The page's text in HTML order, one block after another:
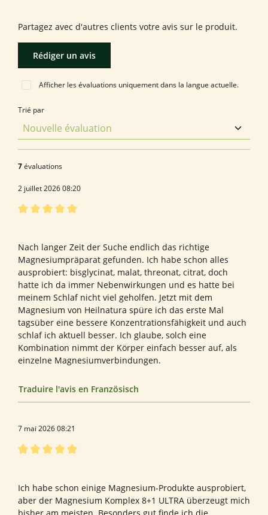
Partagez avec d'autres clients votre avis sur le produit.
Rédiger un avis
Afficher les évaluations uniquement dans la langue actuelle.
Trié par
7évaluations
2 juillet 2026 08:20
Nach langer Zeit der Suche endlich das richtige
Magnesiumpräparat gefunden. Ich habe schon alles
ausprobiert: bisglycinat, malat, threonat, citrat, doch
hatte ich da immer Nebenwirkungen und es hatte bei
meinem Schlaf nicht viel geholfen. Jetzt mit dem
Magnesium von Heilnatura spüre ich das erste Mal
tagsüber eine bessere Konzentrationsfähigkeit und auch
schlaf ich aktuell besser. Ich glaube, solch eine
Kombination nimmt der Körper einfach besser auf, als
einzelne Magnesiumverbindungen.
Traduire l'avis en Französisch
7 mai 2026 08:21
Ich habe schon einige Magnesium-Produkte ausprobiert,
aber der Magnesium Komplex 8+1 ULTRA überzeugt mich